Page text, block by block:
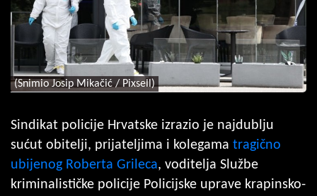
(Snimio Josip Mikačić / Pixsell)
Sindikat policije Hrvatske izrazio je najdublju
sućut obitelji, prijateljima i kolegama tragično
ubijenog Roberta Grileca, voditelja Službe
kriminalističke policije Policijske uprave krapinsko-